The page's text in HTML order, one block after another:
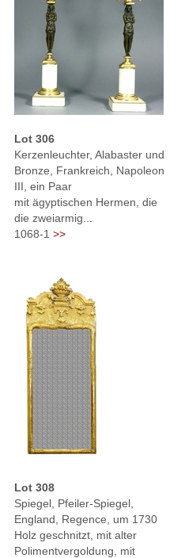
Lot 306
Kerzenleuchter, Alabaster und
Bronze, Frankreich, Napoleon
III, ein Paar
mit ägyptischen Hermen, die
die zweiarmig...
1068-1 >>
Lot 308
Spiegel, Pfeiler-Spiegel,
England, Regence, um 1730
Holz geschnitzt, mit alter
Polimentvergoldung, mit